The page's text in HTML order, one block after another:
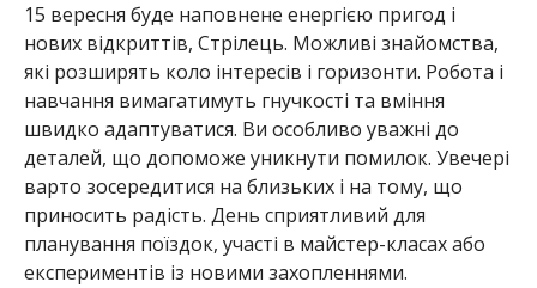
15 вересня буде наповнене енергією пригод і
нових відкриттів, Стрілець. Можливі знайомства,
які розширять коло інтересів і горизонти. Робота і
навчання вимагатимуть гнучкості та вміння
швидко адаптуватися. Ви особливо уважні до
деталей, що допоможе уникнути помилок. Увечері
варто зосередитися на близьких і на тому, що
приносить радість. День сприятливий для
планування поїздок, участі в майстер-класах або
експериментів із новими захопленнями.